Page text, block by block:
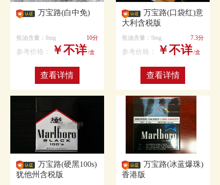
万宝路(白中免)
焦油含量：8mg 10分
参考价格： ￥不详/盒
查看详情
万宝路(口袋红)意
大利含税版
焦油含量：9mg 7.3分
参考价格： ￥不详/盒
查看详情
万宝路(硬黑100s)
犹他州含税版
万宝路(冰蓝爆珠)
香港版